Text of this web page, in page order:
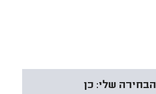
הבחירה שלי: כן